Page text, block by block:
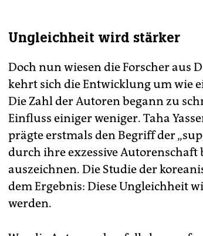
Ungleichheit wird stärker
Doch nun wiesen die Forscher aus
kehrt sich die Entwicklung um wie
Die Zahl der Autoren begann zu
Einfluss einiger weniger. Taha
prägte erstmals den Begriff der
durch ihre exzessive
auszeichnen. Die Studie der
dem Ergebnis: Diese Ungleichheit
werden.